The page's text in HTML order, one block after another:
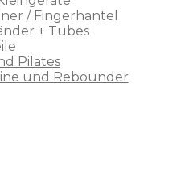
/ Fingerhantel
+ Tubes
Pilates
und Rebounder